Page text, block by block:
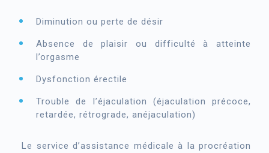
Diminution ou perte de désir
Absence de plaisir ou difficulté à atteinte
l’orgasme
Dysfonction érectile
Trouble de l’éjaculation (éjaculation précoce,
retardée, rétrograde, anéjaculation)
Le service d’assistance médicale à la procréation